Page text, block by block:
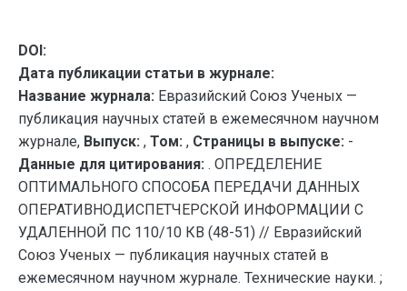
DOI:
Дата публикации статьи в журнале:
Название журнала: Евразийский Союз Ученых —
публикация научных статей в ежемесячном научном
журнале, Выпуск: , Том: , Страницы в выпуске: -
Данные для цитирования: . ОПРЕДЕЛЕНИЕ
ОПТИМАЛЬНОГО СПОСОБА ПЕРЕДАЧИ ДАННЫХ
ОПЕРАТИВНОДИСПЕТЧЕРСКОЙ ИНФОРМАЦИИ С
УДАЛЕННОЙ ПС 110/10 КВ (48-51) // Евразийский
Союз Ученых — публикация научных статей в
ежемесячном научном журнале. Технические науки. ;